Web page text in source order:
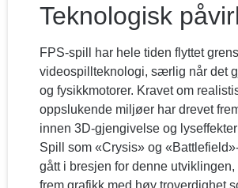
Teknologisk
FPS-spill har hele tiden flyttet
videospillteknologi, særlig når det
og fysikkmotorer. Kravet om
oppslukende miljøer har drevet
innen 3D-gjengivelse og
Spill som «Crysis» og
gått i bresjen for denne utviklingen,
frem grafikk med høy troverdighet